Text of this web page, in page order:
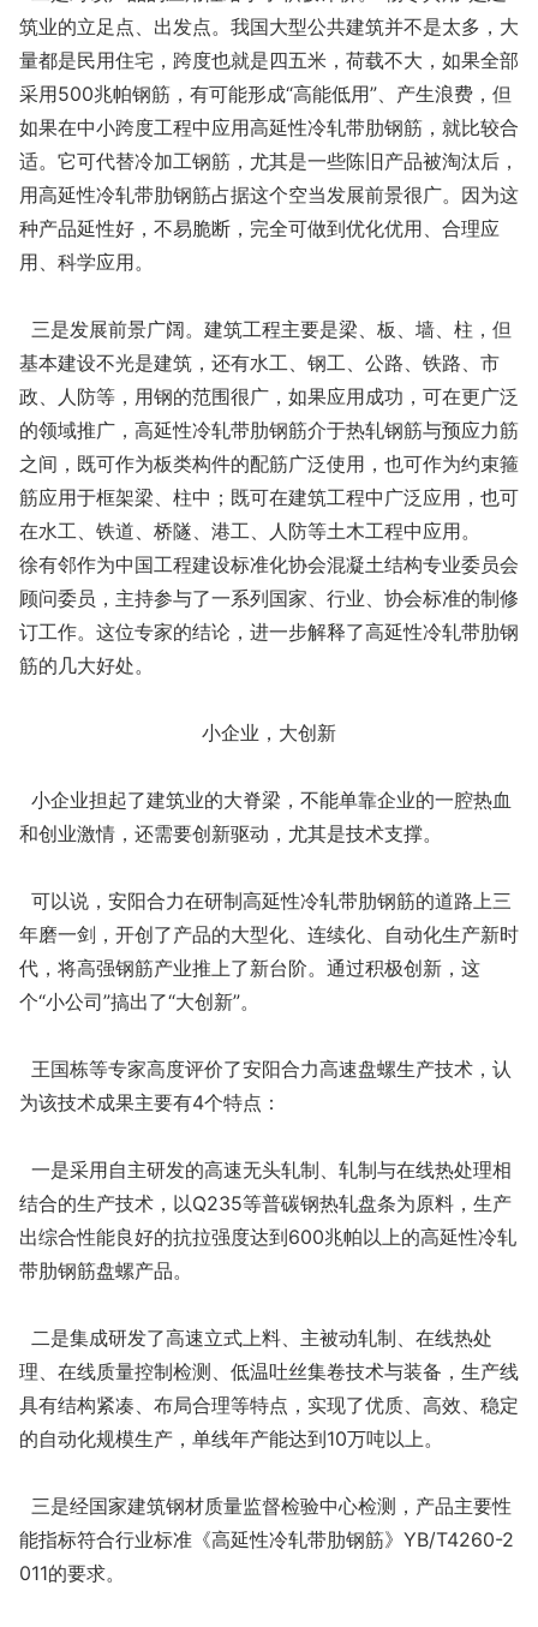
筑业的立足点、出发点。我国大型公共建筑并不是太多，大
量都是民用住宅，跨度也就是四五米，荷载不大，如果全部
采用500兆帕钢筋，有可能形成“高能低用”、产生浪费，但
如果在中小跨度工程中应用高延性冷轧带肋钢筋，就比较合
适。它可代替冷加工钢筋，尤其是一些陈旧产品被淘汰后，
用高延性冷轧带肋钢筋占据这个空当发展前景很广。因为这
种产品延性好，不易脆断，完全可做到优化优用、合理应
用、科学应用。
三是发展前景广阔。建筑工程主要是梁、板、墙、柱，但
基本建设不光是建筑，还有水工、钢工、公路、铁路、市
政、人防等，用钢的范围很广，如果应用成功，可在更广泛
的领域推广，高延性冷轧带肋钢筋介于热轧钢筋与预应力筋
之间，既可作为板类构件的配筋广泛使用，也可作为约束箍
筋应用于框架梁、柱中；既可在建筑工程中广泛应用，也可
在水工、铁道、桥隧、港工、人防等土木工程中应用。
徐有邻作为中国工程建设标准化协会混凝土结构专业委员会
顾问委员，主持参与了一系列国家、行业、协会标准的制修
订工作。这位专家的结论，进一步解释了高延性冷轧带肋钢
筋的几大好处。
小企业，大创新
小企业担起了建筑业的大脊梁，不能单靠企业的一腔热血
和创业激情，还需要创新驱动，尤其是技术支撑。
可以说，安阳合力在研制高延性冷轧带肋钢筋的道路上三
年磨一剑，开创了产品的大型化、连续化、自动化生产新时
代，将高强钢筋产业推上了新台阶。通过积极创新，这
个“小公司”搞出了“大创新”。
王国栋等专家高度评价了安阳合力高速盘螺生产技术，认
为该技术成果主要有4个特点：
一是采用自主研发的高速无头轧制、轧制与在线热处理相
结合的生产技术，以Q235等普碳钢热轧盘条为原料，生产
出综合性能良好的抗拉强度达到600兆帕以上的高延性冷轧
带肋钢筋盘螺产品。
二是集成研发了高速立式上料、主被动轧制、在线热处
理、在线质量控制检测、低温吐丝集卷技术与装备，生产线
具有结构紧凑、布局合理等特点，实现了优质、高效、稳定
的自动化规模生产，单线年产能达到10万吨以上。
三是经国家建筑钢材质量监督检验中心检测，产品主要性
能指标符合行业标准《高延性冷轧带肋钢筋》YB/T4260-2
011的要求。